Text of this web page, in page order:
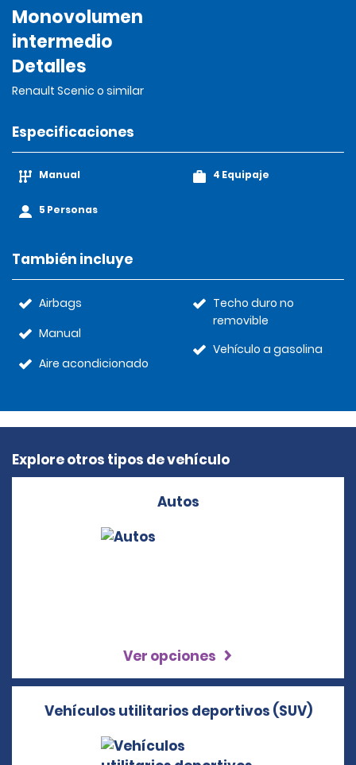
Monovolumen
intermedio
Detalles
Renault Scenic o similar
Especificaciones
Manual
5 Personas
4 Equipaje
También incluye
Airbags
Manual
Aire acondicionado
Techo duro no
removible
Vehículo a gasolina
Explore otros tipos de vehículo
Autos
Ver opciones
Vehículos utilitarios deportivos (SUV)